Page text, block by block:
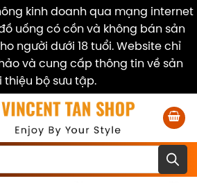
kinh doanh qua mạng internet
uống có cồn và không bán sản
người dưới 18 tuổi. Website chỉ
và cung cấp thông tin về sản
thiệu bộ sưu tập.